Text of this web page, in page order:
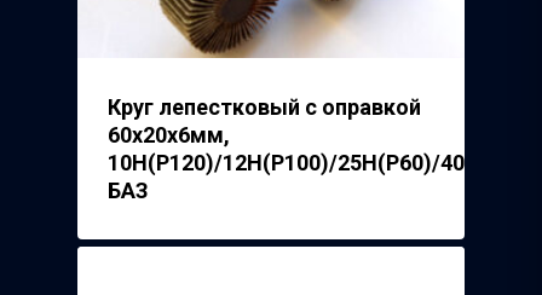
Круг лепестковый с оправкой
60х20х6мм,
10Н(Р120)/12H(P100)/25H(P60)/40H(P40),
БАЗ